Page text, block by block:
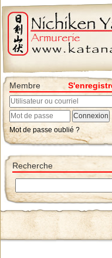
Membre
Mot de passe oublié ?
Recherche